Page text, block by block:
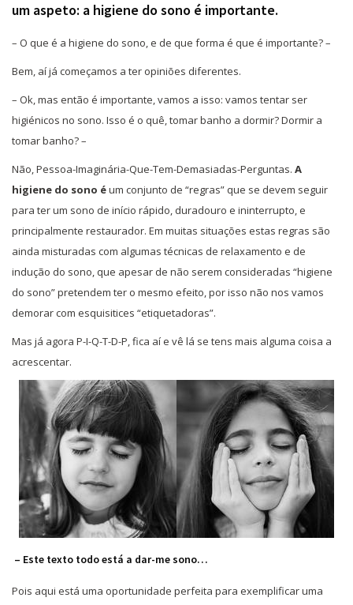
um aspeto: a higiene do sono é importante.
– O que é a higiene do sono, e de que forma é que é importante? –
Bem, aí já começamos a ter opiniões diferentes.
– Ok, mas então é importante, vamos a isso: vamos tentar ser
higiénicos no sono. Isso é o quê, tomar banho a dormir? Dormir a
tomar banho? –
Não, Pessoa-Imaginária-Que-Tem-Demasiadas-Perguntas. A
higiene do sono éum conjunto de “regras” que se devem seguir
para ter um sono de início rápido, duradouro e ininterrupto, e
principalmente restaurador. Em muitas situações estas regras são
ainda misturadas com algumas técnicas de relaxamento e de
indução do sono, que apesar de não serem consideradas “higiene
do sono” pretendem ter o mesmo efeito, por isso não nos vamos
demorar com esquisitices “etiquetadoras”.
Mas já agora P-I-Q-T-D-P, fica aí e vê lá se tens mais alguma coisa a
acrescentar.
– Este texto todo está a dar-me sono…
Pois aqui está uma oportunidade perfeita para exemplificar uma